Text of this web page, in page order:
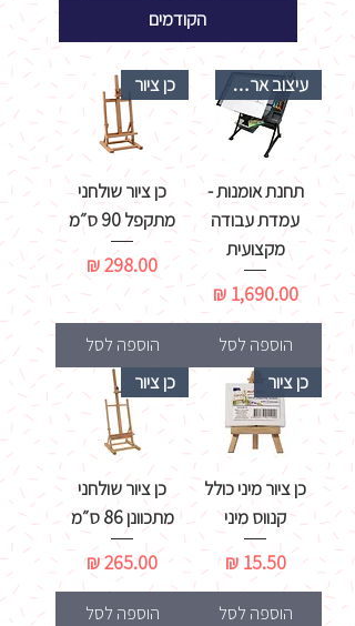
הקודמים
עיצוב ארגונומי
תחנת אומנות -
עמדת עבודה
מקצועית
מחיר‏1,690.00 ‏₪
הוספה לסל
כן ציור
כן ציור שולחני
מתקפל 90 ס״מ
מחיר
הוספה לסל
כן ציור
כן ציור מיני כולל
קנווס מיני
מחיר‏15.50 ‏₪
הוספה לסל
כן ציור
כן ציור שולחני
מתכוונן 86 ס״מ
מחיר
הוספה לסל